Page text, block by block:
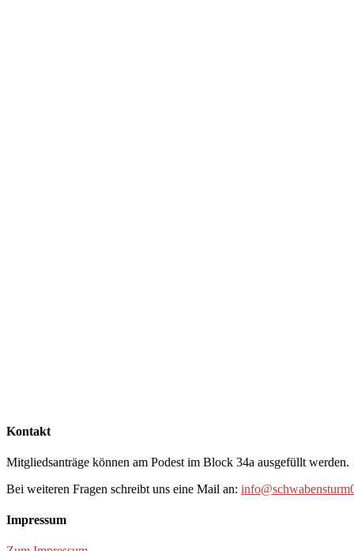
Kontakt
Mitgliedsanträge können am Podest im Block 34a ausgefüllt werden.
Bei weiteren Fragen schreibt uns eine Mail an:
Impressum